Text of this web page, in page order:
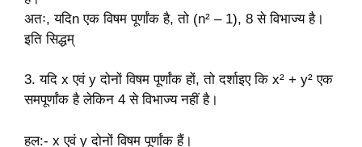
अतः, यदिn एक विषम पूर्णांक है, तो (n² – 1), 8 से विभाज्य है।
इति सिद्धम्
3. यदि x एवं y दोनों विषम पूर्णांक हों, तो दर्शाइए कि x² + y² एक
समपूर्णांक है लेकिन 4 से विभाज्य नहीं है।
हल:- x एवं y दोनों विषम पूर्णांक हैं।